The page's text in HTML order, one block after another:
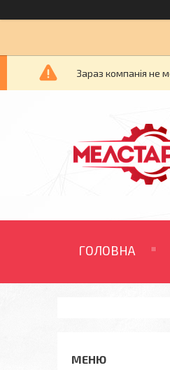
Зараз компанія не
ГОЛОВНА